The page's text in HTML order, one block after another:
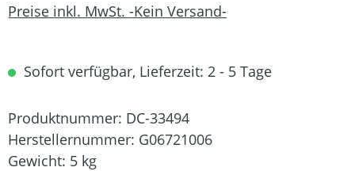
Preise inkl. MwSt. -Kein Versand-
Sofort verfügbar, Lieferzeit: 2 - 5 Tage
Produktnummer: DC-33494
Herstellernummer: G06721006
Gewicht: 5 kg